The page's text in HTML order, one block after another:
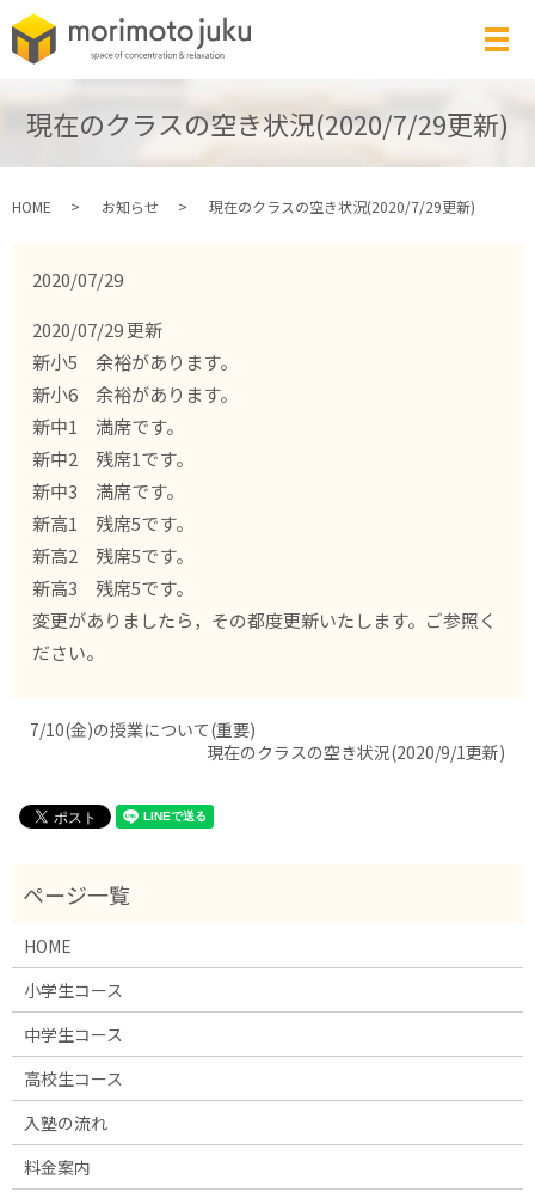
メ
現在のクラスの空き状況(2020/7/29更新)
HOME お知らせ 現在のクラスの空き状況(2020/7/29更新)
2020/07/29
2020/07/29 更新
新小5 余裕があります。
新小6 余裕があります。
新中1 満席です。
新中2 残席1です。
新中3 満席です。
新高1 残席5です。
新高2 残席5です。
新高3 残席5です。
変更がありましたら，その都度更新いたします。ご参照く
ださい。
7/10(金)の授業について(重要)
現在のクラスの空き状況(2020/9/1更新)
HOME
小学生コース
中学生コース
高校生コース
入塾の流れ
料金案内